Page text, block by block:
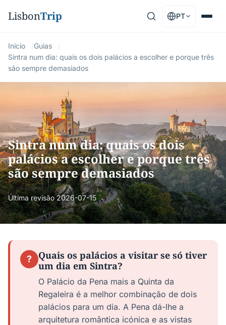
LisbonTrip PT
Início
Guias
Sintra num dia: quais os dois palácios a escolher e porque três
são sempre demasiados
Sintra num dia: quais os dois
palácios a escolher e porque três
são sempre demasiados
Última revisão2026-07-15
?
Quais os palácios a visitar se só tiver
um dia em Sintra?
O Palácio da Pena mais a Quinta da
Regaleira é a melhor combinação de dois
palácios para um dia. A Pena dá-lhe a
arquitetura romântica icónica e as vistas